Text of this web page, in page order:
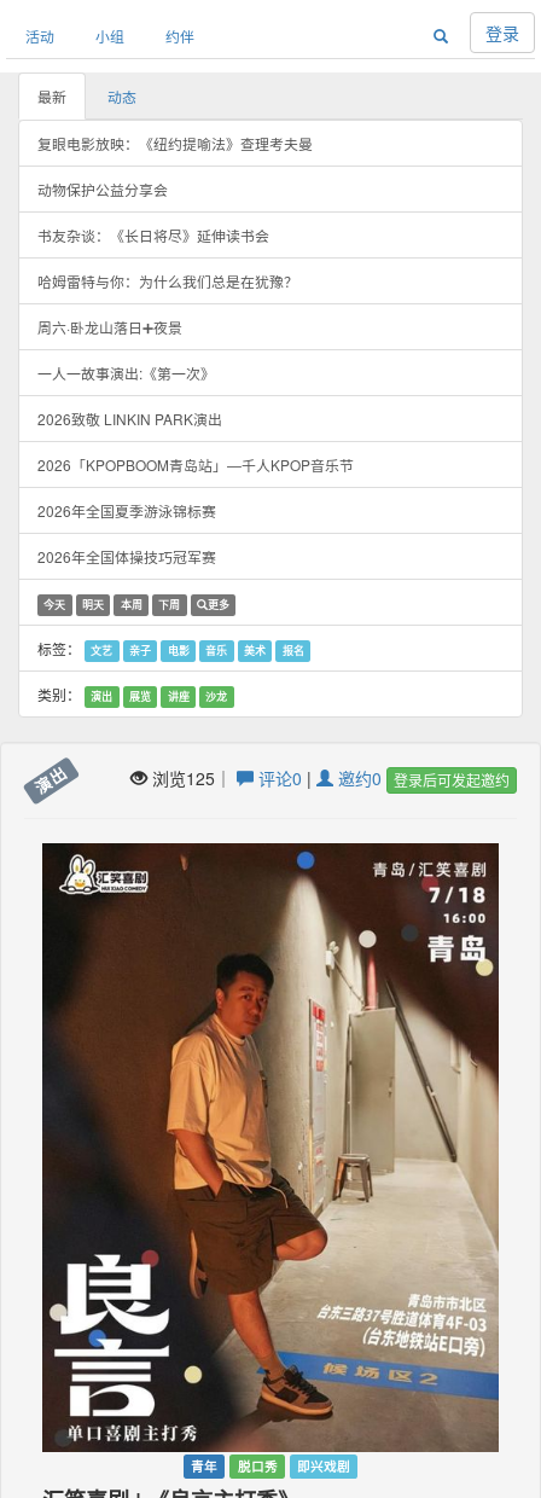
活动 小组 约伴 登录
最新 动态
复眼电影放映：《纽约提喻法》查理考夫曼
动物保护公益分享会
书友杂谈：《长日将尽》延伸读书会
哈姆雷特与你：为什么我们总是在犹豫？
周六·卧龙山落日➕夜景
一人一故事演出:《第一次》
2026致敬 LINKIN PARK演出
2026「KPOPBOOM青岛站」—千人KPOP音乐节
2026年全国夏季游泳锦标赛
2026年全国体操技巧冠军赛
今天 明天 本周 下周 更多
标签： 文艺 亲子 电影 音乐 美术 报名
类别： 演出 展览 讲座 沙龙
演出 浏览125｜ 评论0 | 邀约0 登录后可发起邀约
青年 脱口秀 即兴戏剧